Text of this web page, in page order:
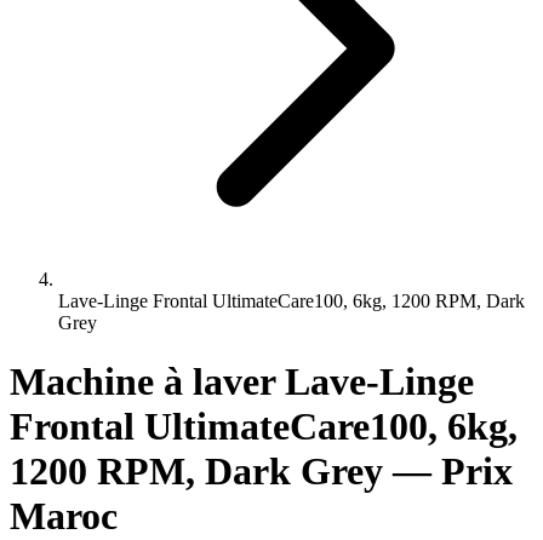
Lave-Linge Frontal UltimateCare100, 6kg, 1200 RPM, Dark
Grey
Machine à laver Lave-Linge
Frontal UltimateCare100, 6kg,
1200 RPM, Dark Grey — Prix
Maroc